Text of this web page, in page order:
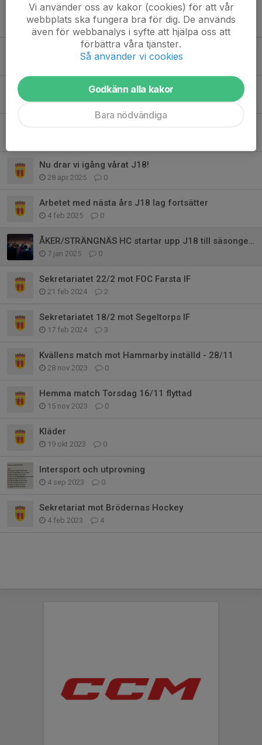
Avslut på säsongen 2025/26
7 maj, 11:48 0
Informationsmöte och provträning U18 2026/27
26 dec 2025 1
Ispremiär i Åkershallen!
9 aug 2025 3
Nu drar vi igång vårat J18!
28 apr 2025 0
Arbetet med nästa års J18 lag fortsätter
4 feb 2025 0
ÅKER/STRÄNGNÄS HC startar upp J18 till säsongen 2025/26
7 jan 2025 0
Sekretariatet 22/2 mot FOC Farsta IF
21 feb 2024 2
Sekretariatet 18/2 mot Segeltorps IF
17 feb 2024 3
Kvällens match mot Hammarby inställd - 28/11
28 nov 2023 0
Hemma match Torsdag 16/11 flyttad
15 nov 2023 0
Kläder
19 okt 2023 0
Intersport och utprovning
4 sep 2023 0
Sekretariat mot Brödernas Hockey
4 feb 2023 4
Vi använder oss av kakor (cookies) för att vår
webbplats ska fungera bra för dig. De används
även för webbanalys i syfte att hjälpa oss att
förbättra våra tjänster.
Så använder vi cookies
Godkänn alla kakor
Bara nödvändiga